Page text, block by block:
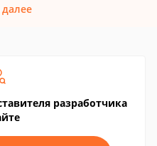
далее
разработчика